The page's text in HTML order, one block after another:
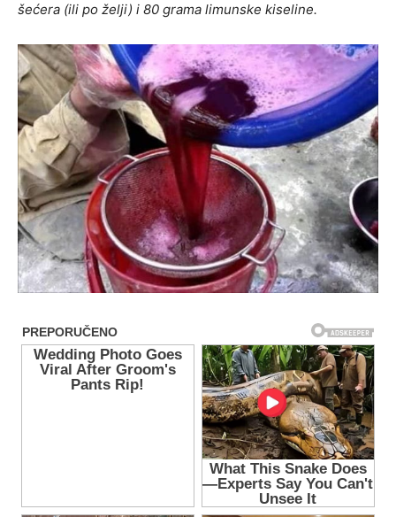
šećera (ili po želji) i 80 grama limunske kiseline.